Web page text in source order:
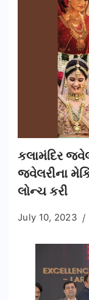
કલામંદિર
જ્વેલરીના
લોન્ચ કરી
July 10, 2023